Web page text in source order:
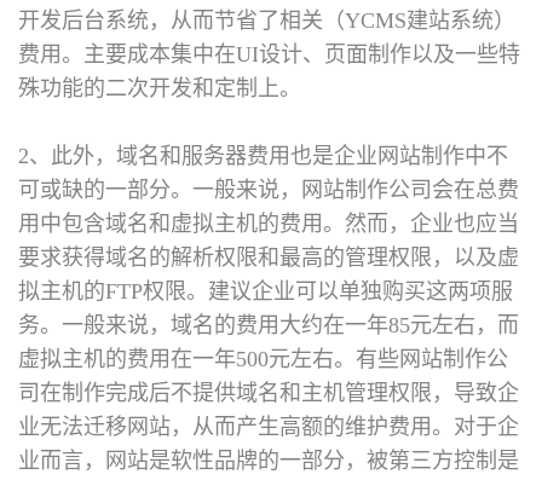
开发后台系统，从而节省了相关（YCMS建站系统）
费用。主要成本集中在UI设计、页面制作以及一些特
殊功能的二次开发和定制上。
2、此外，域名和服务器费用也是企业网站制作中不
可或缺的一部分。一般来说，网站制作公司会在总费
用中包含域名和虚拟主机的费用。然而，企业也应当
要求获得域名的解析权限和最高的管理权限，以及虚
拟主机的FTP权限。建议企业可以单独购买这两项服
务。一般来说，域名的费用大约在一年85元左右，而
虚拟主机的费用在一年500元左右。有些网站制作公
司在制作完成后不提供域名和主机管理权限，导致企
业无法迁移网站，从而产生高额的维护费用。对于企
业而言，网站是软性品牌的一部分，被第三方控制是